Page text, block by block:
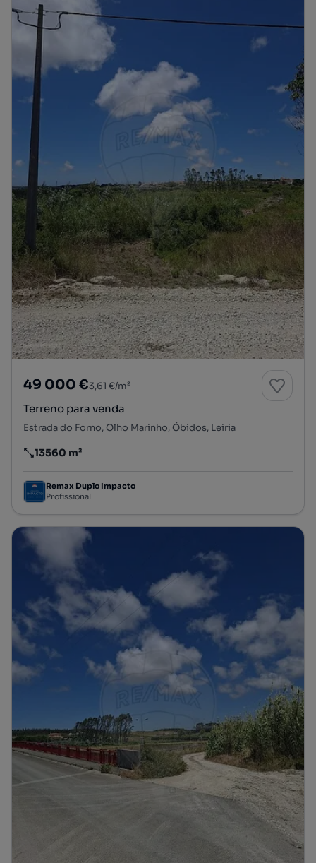
49 000 €3,61 €/m²
Terreno para venda
Estrada do Forno, Olho Marinho, Óbidos, Leiria
Preço por metro quadrado
13560 m²
Remax Duplo Impacto
Profissional